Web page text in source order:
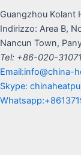
Guangzhou Kolant
Indirizzo: Area B,
Nancun Town,
Tel: +86-020-
Email:info@china-
Skype: